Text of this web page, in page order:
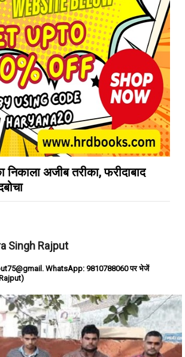
निकाला अजीब तरीका, फरीदाबाद
Singh Rajput
WhatsApp: 9810788060 पर भेजें